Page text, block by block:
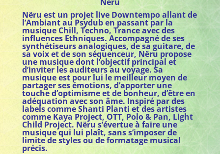
Nëru est un projet live Downtempo allant de
l’Ambiant au Psydub en passant par la
musique Chill, Techno, Trance avec des
influences Ethniques. Accompagné de ses
synthétiseurs analogiques, de sa guitare, de
sa voix et de son séquenceur, Nëru propose
une musique dont l’objectif principal et
d’inviter les auditeurs au voyage. Sa
musique est pour lui le meilleur moyen de
partager ses émotions, d’apporter une
touche d’optimisme et de bonheur, d’être en
adéquation avec son âme. Inspiré par des
labels comme Shanti Planti et des artistes
comme Kaya Project, OTT, Polo & Pan, Light
Child Project. Nëru s’évertue à faire une
musique qui lui plaît, sans s’imposer de
limite de styles ou de formatage musical
précis.